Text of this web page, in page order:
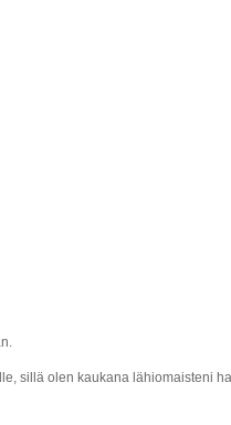
sillä olen kaukana lähiomaisteni